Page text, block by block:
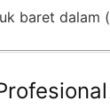
baret dalam